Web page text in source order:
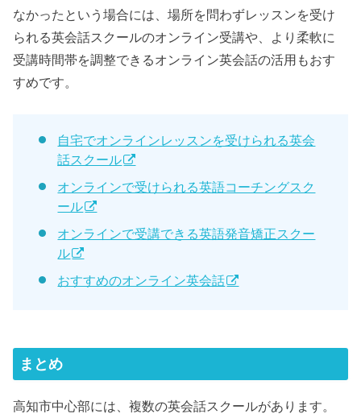
なかったという場合には、場所を問わずレッスンを受け
られる英会話スクールのオンライン受講や、より柔軟に
受講時間帯を調整できるオンライン英会話の活用もおす
すめです。
自宅でオンラインレッスンを受けられる英会
話スクール
オンラインで受けられる英語コーチングスク
ール
オンラインで受講できる英語発音矯正スクー
ル
おすすめのオンライン英会話
まとめ
高知市中心部には、複数の英会話スクールがあります。